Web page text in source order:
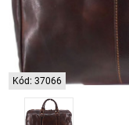
Kód: 37066